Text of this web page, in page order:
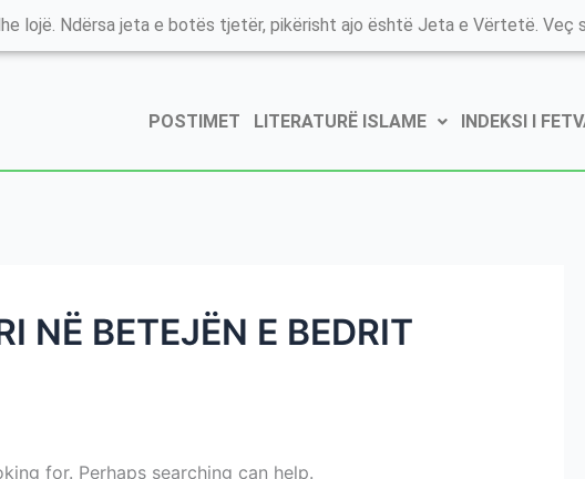
lojë. Ndërsa jeta e botës tjetër, pikërisht ajo është Jeta e Vërtetë. Veç
POSTIMET LITERATURË ISLAME INDEKSI I
NË BETEJËN E BEDRIT
for. Perhaps searching can help.